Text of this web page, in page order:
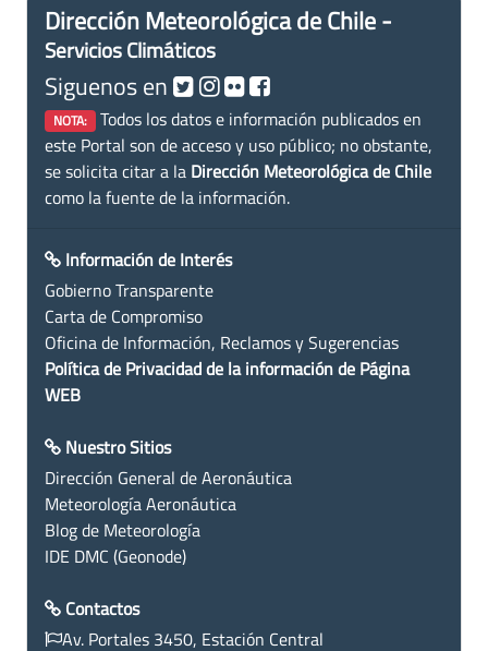
Dirección Meteorológica de Chile -
Servicios Climáticos
Siguenos en
NOTA: Todos los datos e información publicados en
este Portal son de acceso y uso público; no obstante,
se solicita citar a la Dirección Meteorológica de Chile
como la fuente de la información.
Información de Interés
Gobierno Transparente
Carta de Compromiso
Oficina de Información, Reclamos y Sugerencias
Política de Privacidad de la información de Página
WEB
Nuestro Sitios
Dirección General de Aeronáutica
Meteorología Aeronáutica
Blog de Meteorología
IDE DMC (Geonode)
Contactos
Av. Portales 3450, Estación Central